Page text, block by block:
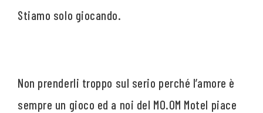
Stiamo solo giocando.
Non prenderli troppo sul serio perché l’amore è
sempre un gioco ed a noi del MO.OM Motel piace